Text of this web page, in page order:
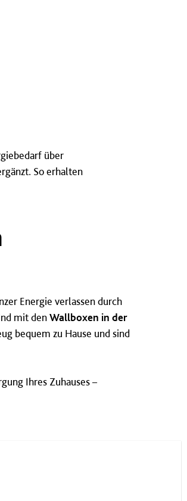
über
So erhalten
Energie verlassen durch
mit denWallboxen in der
bequem zu Hause und sind
Ihres Zuhauses –